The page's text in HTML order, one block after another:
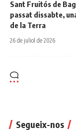
Sant Fruitós de
passat dissabte,
de la Terra
26 de juliol de 2026
Segueix-nos